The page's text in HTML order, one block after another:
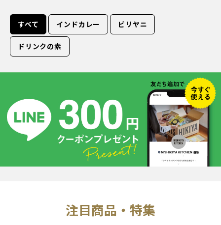
すべて インドカレー ビリヤニ
ドリンクの素
注目商品・特集